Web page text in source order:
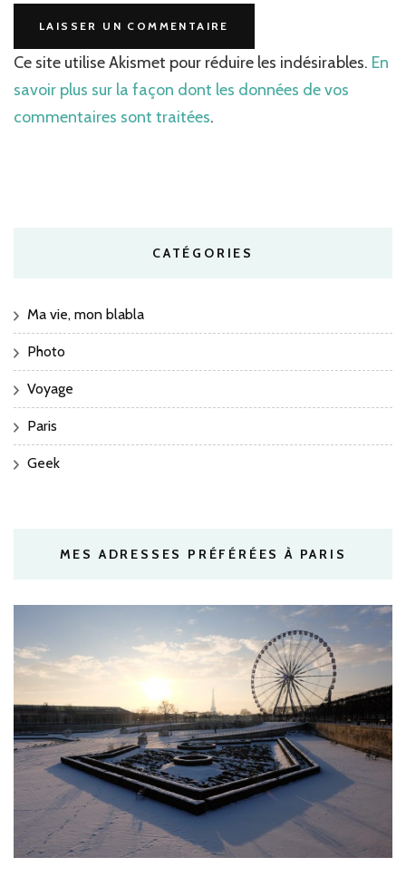
Ce site utilise Akismet pour réduire les indésirables. En
savoir plus sur la façon dont les données de vos
commentaires sont traitées.
CATÉGORIES
Ma vie, mon blabla
Photo
Voyage
Paris
Geek
MES ADRESSES PRÉFÉRÉES À PARIS